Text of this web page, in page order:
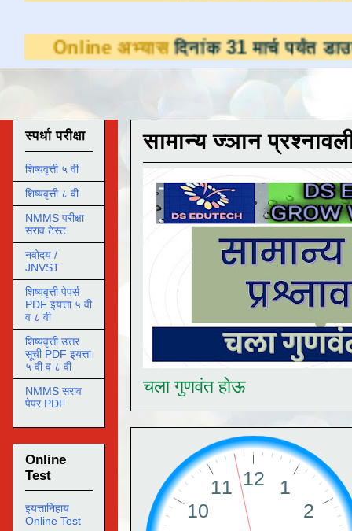
अभ्यासदिनांक 31 मार्च पर्यंत डाउनलोडसाठी
सामान्य ज्ञान
चला गुणवंत होऊ
स्पर्धा परीक्षा
शिष्यवृत्ती ५ वी
शिष्यवृत्ती ८ वी
NMMS परीक्षा
सराव टेस्ट
नवोदय /
JNVST
शिष्यवृत्ती पेपर्स
PDF इयत्ता ५ वी
व ८ वी
शिष्यवृत्ती उत्तर
सूची PDF इयत्ता
५ वी व ८ वी
NMMS सराव
पेपर PDF
Online
Test
इयत्तानिहाय
Online Test